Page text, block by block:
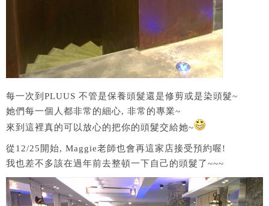
每一次到PLUUS 不管是保養頭髮還是修剪或是染頭髮~
她們每一個人都非常的細心, 非常的專業~
來到這裡真的可以放心的把你的頭髮交給她~
從12/25開始, Maggie老師也會再這家店接受預約喔!
我也差不多該在過年前去整頓一下自己的頭髮了~~~